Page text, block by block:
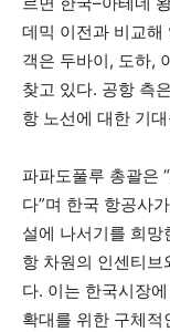
데믹 이전과 비교해
객은 두바이, 도하,
찾고 있다. 공항 측
항 노선에 대한 기
파파도풀루 총괄은
다”며 한국 항공사
설에 나서기를 희
항 차원의 인센티브
다. 이는 한국시장
확대를 위한 구체